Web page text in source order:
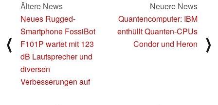
⟨
Ältere News
Neues Rugged-
Smartphone FossiBot
F101P wartet mit 123
dB Lautsprecher und
diversen
Verbesserungen auf
Neuere News
Quantencomputer: IBM
enthüllt Quanten-CPUs
Condor und Heron
⟩